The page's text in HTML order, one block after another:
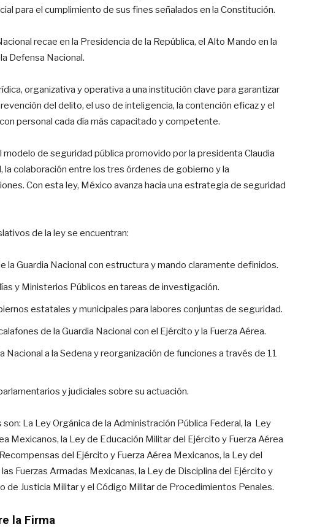
para el cumplimiento de sus fines señalados en la Constitución.
recae en la Presidencia de la República, el Alto Mando en la
Defensa Nacional.
organizativa y operativa a una institución clave para garantizar
del delito, el uso de inteligencia, la contención eficaz y el
personal cada día más capacitado y competente.
de seguridad pública promovido por la presidenta Claudia
la colaboración entre los tres órdenes de gobierno y la
Con esta ley, México avanza hacia una estrategia de seguridad
de la ley se encuentran:
la Guardia Nacional con estructura y mando claramente definidos.
y Ministerios Públicos en tareas de investigación.
estatales y municipales para labores conjuntas de seguridad.
de la Guardia Nacional con el Ejército y la Fuerza Aérea.
Nacional a la Sedena y reorganización de funciones a través de 11
y judiciales sobre su actuación.
La Ley Orgánica de la Administración Pública Federal, la Ley
Mexicanos, la Ley de Educación Militar del Ejército y Fuerza Aérea
del Ejército y Fuerza Aérea Mexicanos, la Ley del
Fuerzas Armadas Mexicanas, la Ley de Disciplina del Ejército y
de Justicia Militar y el Código Militar de Procedimientos Penales.
la Firma